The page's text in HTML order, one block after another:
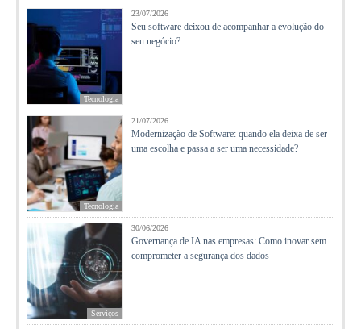
Tecnologia
23/07/2026
Seu software deixou de acompanhar a evolução do
seu negócio?
Tecnologia
21/07/2026
Modernização de Software: quando ela deixa de ser
uma escolha e passa a ser uma necessidade?
Serviços
30/06/2026
Governança de IA nas empresas: Como inovar sem
comprometer a segurança dos dados